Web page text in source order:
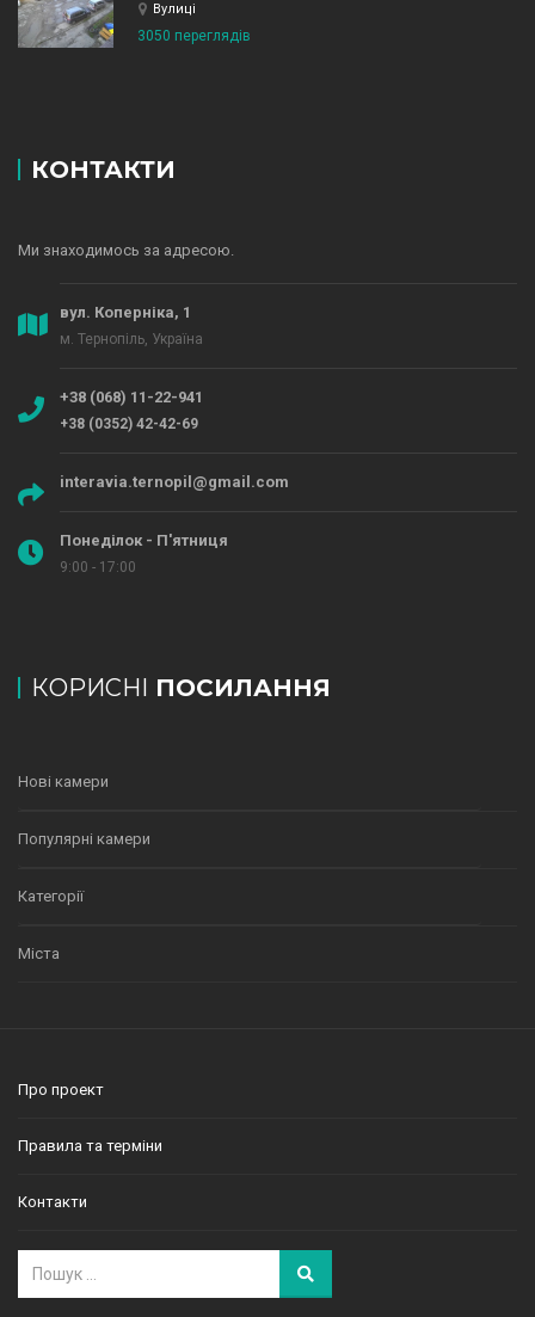
Вулиці
3050 переглядів
КОНТАКТИ
Ми знаходимось за адресою.
вул. Коперніка, 1
м. Тернопіль, Україна
+38 (068) 11-22-941
+38 (0352) 42-42-69
interavia.ternopil@gmail.com
Понеділок - П'ятниця
9:00 - 17:00
КОРИСНІ ПОСИЛАННЯ
Нові камери
Популярні камери
Категорії
Міста
Про проект
Правила та терміни
Контакти